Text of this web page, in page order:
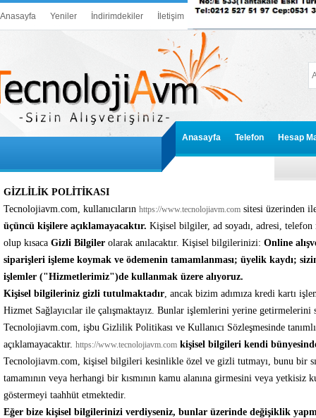
Anasayfa Yeniler İndirimdekiler İletişim
Anasayfa Telefon Hesap
GİZLİLİK POLİTİKASI
Tecnolojiavm.com, kullanıcıların https://www.tecnolojiavm.com sitesi üzerinden
üçüncü kişilere açıklamayacaktır. Kişisel bilgiler, ad soyadı, adresi,
olup kısaca Gizli Bilgiler olarak anılacaktır. Kişisel bilgilerinizi: Online
siparişleri işleme koymak ve ödemenin tamamlanması; üyelik kaydı;
işlemler ("Hizmetlerimiz")de kullanmak üzere alıyoruz.
Kişisel bilgileriniz gizli tutulmaktadır, ancak bizim adımıza kredi kartı
Hizmet Sağlayıcılar ile çalışmaktayız. Bunlar işlemlerini yerine
Tecnolojiavm.com, işbu Gizlilik Politikası ve Kullanıcı Sözleşmesinde
açıklamayacaktır. https://www.tecnolojiavm.com kişisel bilgileri kendi
Tecnolojiavm.com, kişisel bilgileri kesinlikle özel ve gizli tutmayı, bunu bir
tamamının veya herhangi bir kısmının kamu alanına girmesini veya
göstermeyi taahhüt etmektedir.
Eğer bize kişisel bilgilerinizi verdiyseniz, bunlar üzerinde değişiklik